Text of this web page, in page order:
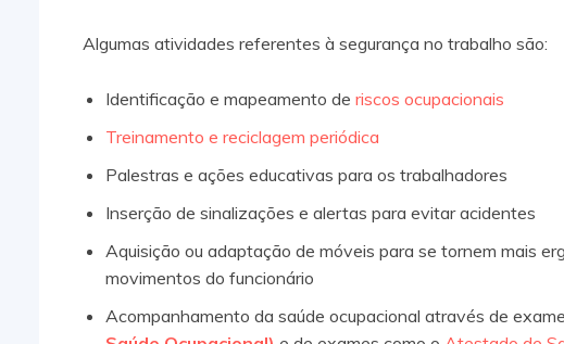
Algumas atividades referentes à segurança no trabalho são:
Identificação e mapeamento de riscos ocupacionais
Treinamento e reciclagem periódica
Palestras e ações educativas para os trabalhadores
Inserção de sinalizações e alertas para evitar acidentes
Aquisição ou adaptação de móveis para se tornem mais
movimentos do funcionário
Acompanhamento da saúde ocupacional através de